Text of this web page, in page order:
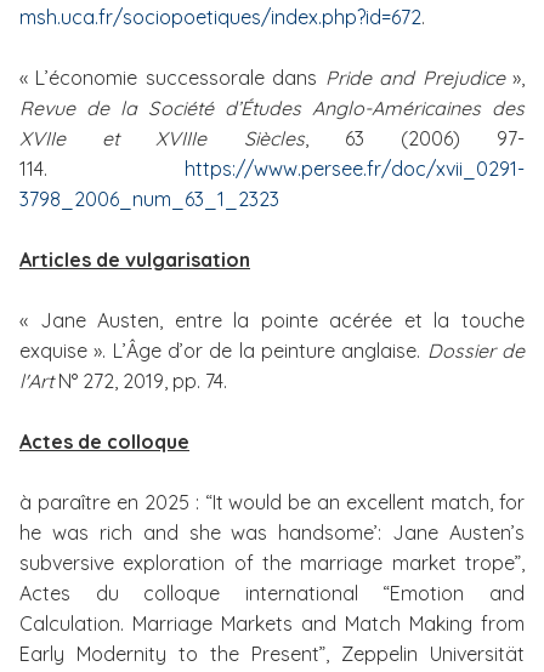
msh.uca.fr/sociopoetiques/index.php?id=672.
« L’économie successorale dans Pride and Prejudice»,
Revue de la Société d’Études Anglo-Américaines des
XVIIe et XVIIIe Siècles, 63 (2006) 97-
114. https://www.persee.fr/doc/xvii_0291-
3798_2006_num_63_1_2323
Articles de vulgarisation
« Jane Austen, entre la pointe acérée et la touche
exquise ». L’Âge d’or de la peinture anglaise. Dossier de
l'ArtN° 272, 2019, pp. 74.
Actes de colloque
à paraître en 2025 : “It would be an excellent match, for
he was rich and she was handsome’: Jane Austen’s
subversive exploration of the marriage market trope”,
Actes du colloque international “Emotion and
Calculation. Marriage Markets and Match Making from
Early Modernity to the Present”, Zeppelin Universität